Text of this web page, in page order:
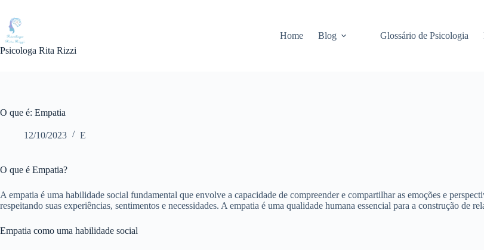
para
conteúdo
Psicologa Rita Rizzi
Home Blog Glossário de Psicologia
O que é: Empatia
12/10/2023 E
O que é Empatia?
A empatia é uma habilidade social fundamental que envolve a capacidade de compreender e compartilhar as emoções e
respeitando suas experiências, sentimentos e necessidades. A empatia é uma qualidade humana essencial para a construção de
Empatia como uma habilidade social